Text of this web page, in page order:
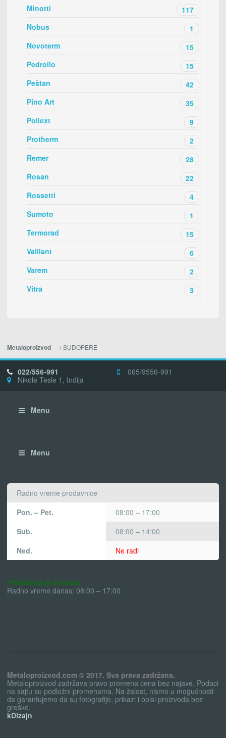
Minotti
117
Nobus
1
Novoterm
15
Pedrollo
15
Peštan
42
Pino Art
35
Poliext
9
Protherm
2
Remer
28
Rosan
22
Rossetti
4
Sumoto
1
Termorad
15
Vaillant
6
Varem
2
Vitra
3
Metaloproizvod SUDOPERE
022/556-991
065/9556-991
Nikole Tesle 1, Inđija
Menu
Menu
Radno vreme prodavnice
Pon. – Pet.
08:00 – 17:00
Sub.
08:00 – 14:00
Ned.
Ne radi
Prodavnica je otvorena.
Radno vreme danas: 08:00 – 17:00
Metaloproizvod.com © 2017. Sva prava zadržana.
Metaloproizvod zadržava pravo promena cena bez najave. Podaci
na sajtu su podložni promenama. Na žalost, nismo u mogućnosti
da garantujemo da su fotografije, prikazi i opisi proizvoda bez
greške.
kDizajn